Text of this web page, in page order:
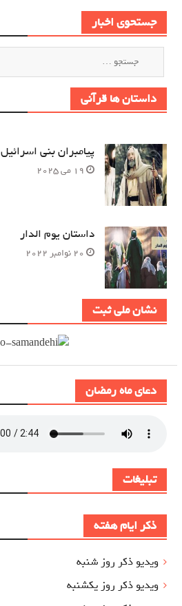
دعای ماه رمضان
تبلیغات
ذکر ایام هفته
ویدیو ذکر روز شنبه
ویدیو ذکر روز یکشنبه
جستحوی اخبار
داستان ها قرآنی
پیامبران بنی اسرائیل
19 می 2025
داستان یوم الدار
20 نوامبر 2022
نشان ملی ثبت